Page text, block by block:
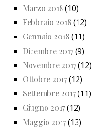
Marzo 2018(10)
Febbraio 2018(12)
Gennaio 2018(11)
Dicembre 2017(9)
Novembre 2017(12)
Ottobre 2017(12)
Settembre 2017(11)
Giugno 2017(12)
Maggio 2017(13)